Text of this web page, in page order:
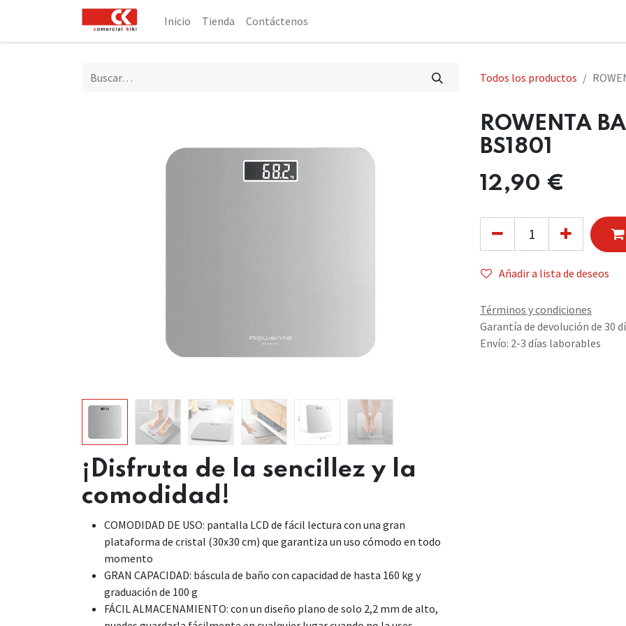
Inicio Tienda Contáctenos
Todos los productos
¡Disfruta de la sencillez y la
comodidad!
COMODIDAD DE USO: pantalla LCD de fácil lectura con una gran
plataforma de cristal (30x30 cm) que garantiza un uso cómodo en todo
momento
GRAN CAPACIDAD: báscula de baño con capacidad de hasta 160 kg y
graduación de 100 g
FÁCIL ALMACENAMIENTO: con un diseño plano de solo 2,2 mm de alto,
ROWENTA
BS1801
12,90 €
Añadir a lista de deseos
Términos y condiciones
Garantía de devolución de 30
Envío: 2-3 días laborables